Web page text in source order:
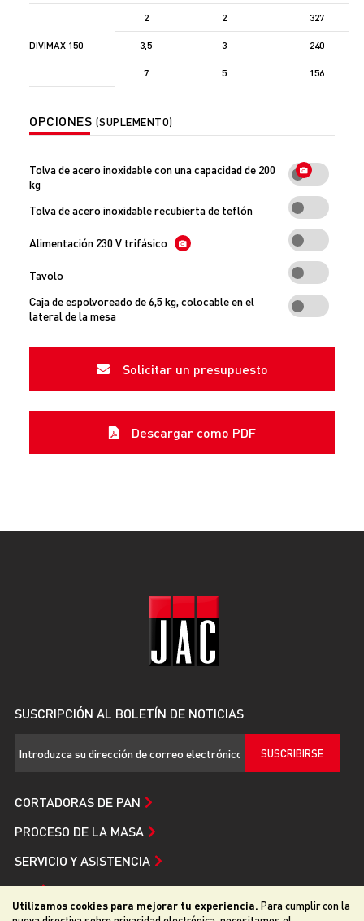
Utilizamos cookies para mejorar tu experiencia. Para cumplir con la
DIVIMAX 150
2 2 327
3,5 3 240
7 5 156
OPCIONES (SUPLEMENTO)
Tolva de acero inoxidable con una capacidad de 200
kg
Tolva de acero inoxidable recubierta de teflón
Alimentación 230 V trifásico
Tavolo
Caja de espolvoreado de 6,5 kg, colocable en el
lateral de la mesa
Solicitar un presupuesto
Descargar como PDF
SUSCRIPCIÓN AL BOLETÍN DE NOTICIAS
SUSCRIBIRSE
CORTADORAS DE PAN
PROCESO DE LA MASA
SERVICIO Y ASISTENCIA
JAC